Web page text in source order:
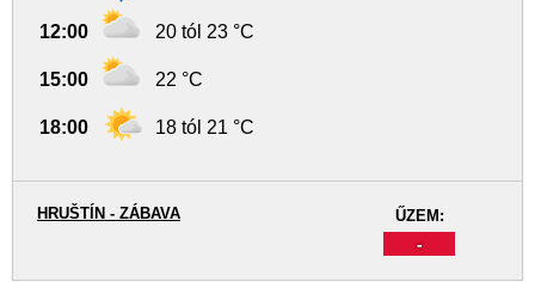
12:00 20 tól 23 °C
15:00 22 °C
18:00 18 tól 21 °C
ŰZEM:
-
HRUŠTÍN - ZÁBAVA